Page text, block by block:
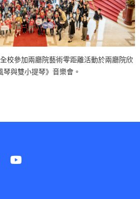
校參加兩廳院藝術零距離活動於兩廳院欣
琴與雙小提琴》音樂會。